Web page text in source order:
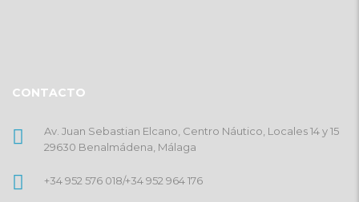
CONTACTO
Av. Juan Sebastian Elcano, Centro Náutico, Locales 14 y 15
29630 Benalmádena, Málaga
+34 952 576 018/+34 952 964 176